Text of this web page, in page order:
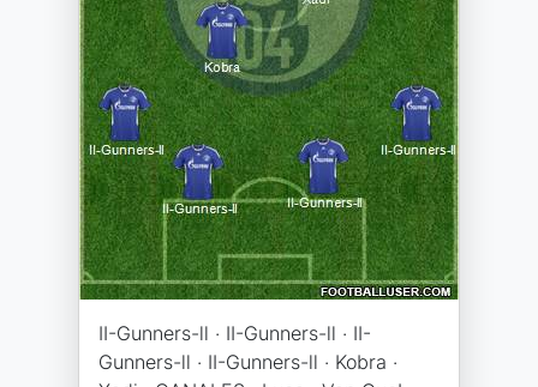
II-Gunners-ll · II-Gunners-ll · II-
Gunners-ll · II-Gunners-ll · Kobra ·